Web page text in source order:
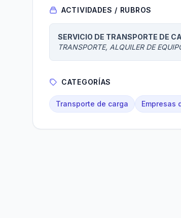
ACTIVIDADES / RUBROS
SERVICIO DE TRANSPORTE DE
TRANSPORTE, ALQUILER DE
CATEGORÍAS
Transporte de carga Empresas